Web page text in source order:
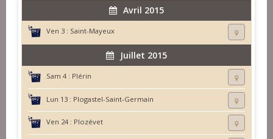
Avril 2015
Ven 3 : Saint-Mayeux
Juillet 2015
Sam 4 : Plérin
Lun 13 : Plogastel-Saint-Germain
Ven 24 : Plozévet